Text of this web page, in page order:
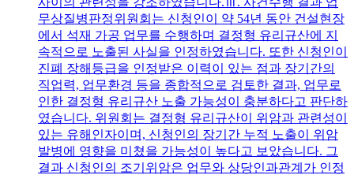
무상질병판정위원회는 신청인이 약 54년 동안 건설현장
에서 석재 가공 업무를 수행하며 결정형 유리규산에 지
속적으로 노출된 사실을 인정하였습니다. 또한 신청인이
진폐 장해등급을 인정받은 이력이 있는 점과 장기간의
직업력, 업무환경 등을 종합적으로 검토한 결과, 업무로
인한 결정형 유리규산 노출 가능성이 충분하다고 판단하
였습니다. 위원회는 결정형 유리규산이 위암과 관련성이
있는 유해인자이며, 신청인의 장기간 누적 노출이 위암
발병에 영향을 미쳤을 가능성이 높다고 보았습니다. 그
결과 신청인의 조기위암은 업무와 상당인과관계가 인정